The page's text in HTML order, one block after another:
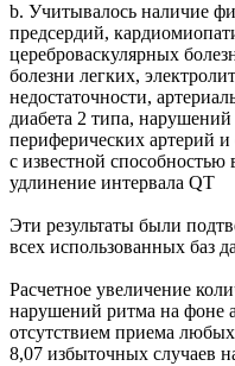
b. Учитывалось наличие
предсердий,
цереброваскулярных
болезни легких,
недостаточности,
диабета 2 типа,
периферических артерий
с известной
удлинение интервала QT
Эти результаты были
всех использованных баз
Расчетное увеличение
нарушений ритма на фоне
отсутствием приема любых
8,07 избыточных случаев